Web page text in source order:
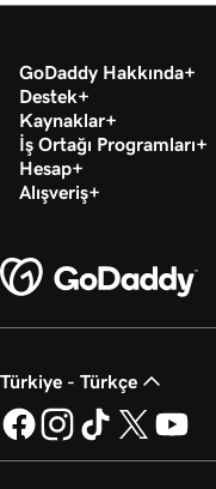
GoDaddy Hakkında
Destek
Kaynaklar
İş Ortağı Programları
Hesap
Alışveriş
Türkiye - Türkçe